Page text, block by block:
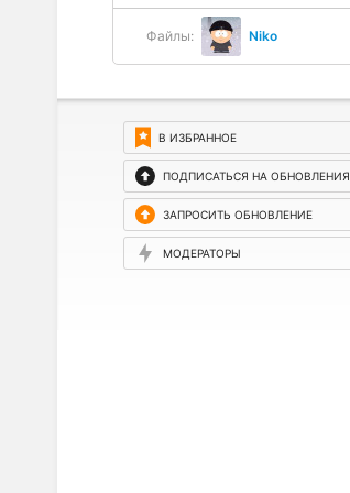
Файлы: Niko
В ИЗБРАННОЕ
ПОДПИСАТЬСЯ НА ОБНОВЛЕНИЯ
ЗАПРОСИТЬ ОБНОВЛЕНИЕ
МОДЕРАТОРЫ